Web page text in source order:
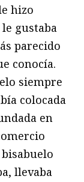
hizo
gustaba
parecido
conocía.
siempre
colocada
en
llevaba